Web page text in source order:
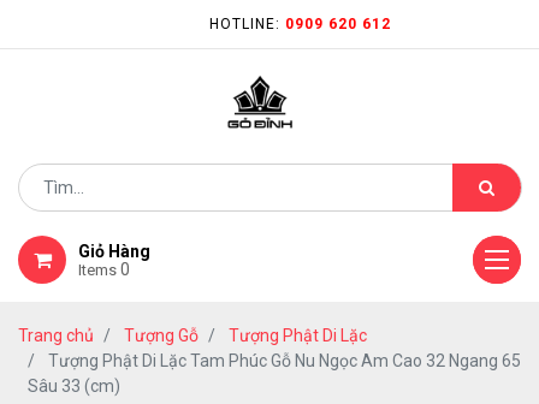
HOTLINE: 0909 620 612
Giỏ Hàng
Items 0
Trang chủ Tượng Gỗ
Tượng Phật Di Lặc
Tượng Phật Di Lặc Tam Phúc Gỗ Nu Ngọc Am Cao 32 Ngang 65
Sâu 33 (cm)